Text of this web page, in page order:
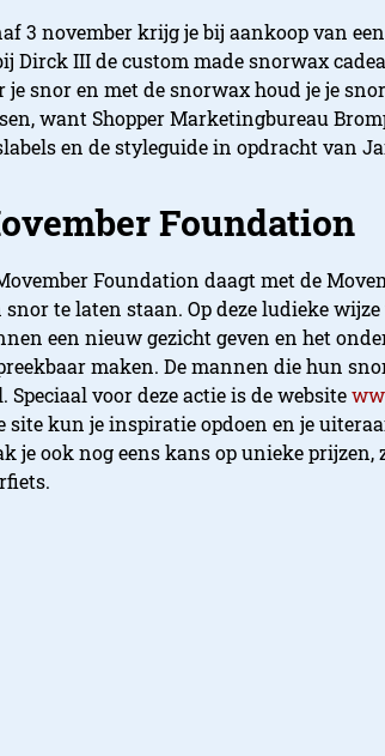
3 november krijg je bij aankoop van
Dirck III de custom made snorwax
je snor en met de snorwax houd je je
want Shopper Marketingbureau
en de styleguide in opdracht van
Foundation
Foundation daagt met de
snor te laten staan. Op deze ludieke
een nieuw gezicht geven en het
maken. De mannen die hun
Speciaal voor deze actie is de website
site kun je inspiratie opdoen en je
je ook nog eens kans op unieke prijzen,